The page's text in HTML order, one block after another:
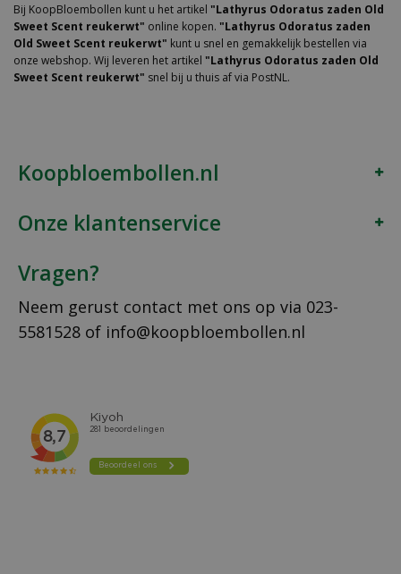
Bij KoopBloembollen kunt u het artikel "Lathyrus Odoratus zaden Old
Sweet Scent reukerwt" online kopen. "Lathyrus Odoratus zaden
Old Sweet Scent reukerwt" kunt u snel en gemakkelijk bestellen via
onze webshop. Wij leveren het artikel "Lathyrus Odoratus zaden Old
Sweet Scent reukerwt" snel bij u thuis af via PostNL.
Koopbloembollen.nl
Onze klantenservice
Vragen?
Neem gerust contact met ons op via 023-
5581528 of info@koopbloembollen.nl